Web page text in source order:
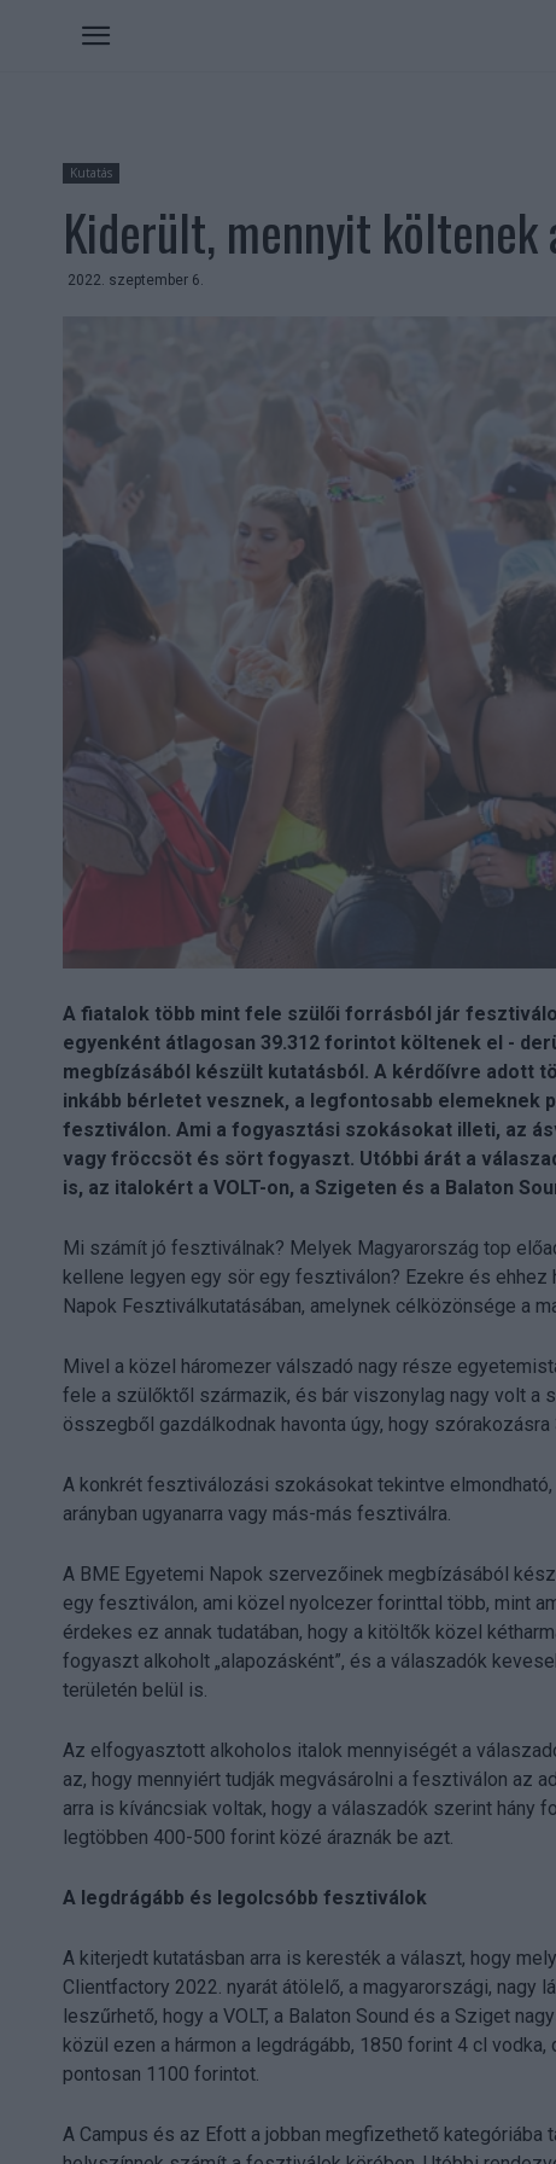
Kutatás
Kiderült, mennyit költenek
2022. szeptember 6.
A fiatalok több mint fele szülői forrásból jár
egyenként átlagosan 39.312 forintot költenek el -
megbízásából készült kutatásból. A kérdőívre adott
inkább bérletet vesznek, a legfontosabb elemeknek
fesztiválon. Ami a fogyasztási szokásokat illeti, az
vagy fröccsöt és sört fogyaszt. Utóbbi árát a
is, az italokért a VOLT-on, a Szigeten és a Balaton
Mi számít jó fesztiválnak? Melyek Magyarország top
kellene legyen egy sör egy fesztiválon? Ezekre és
Napok Fesztiválkutatásában, amelynek célközönsége a
Mivel a közel háromezer válszadó nagy része
fele a szülőktől származik, és bár viszonylag nagy volt a
összegből gazdálkodnak havonta úgy, hogy
A konkrét fesztiválozási szokásokat tekintve
arányban ugyanarra vagy más-más fesztiválra.
A BME Egyetemi Napok szervezőinek megbízásából
egy fesztiválon, ami közel nyolcezer forinttal több, mint
érdekes ez annak tudatában, hogy a kitöltők közel
fogyaszt alkoholt „alapozásként”, és a válaszadók
területén belül is.
Az elfogyasztott alkoholos italok mennyiségét a
az, hogy mennyiért tudják megvásárolni a fesztiválon az
arra is kíváncsiak voltak, hogy a válaszadók szerint hány
legtöbben 400-500 forint közé áraznák be azt.
A legdrágább és legolcsóbb fesztiválok
A kiterjedt kutatásban arra is keresték a választ, hogy
Clientfactory 2022. nyarát átölelő, a magyarországi,
leszűrhető, hogy a VOLT, a Balaton Sound és a Sziget
közül ezen a hármon a legdrágább, 1850 forint 4 cl
pontosan 1100 forintot.
A Campus és az Efott a jobban megfizethető